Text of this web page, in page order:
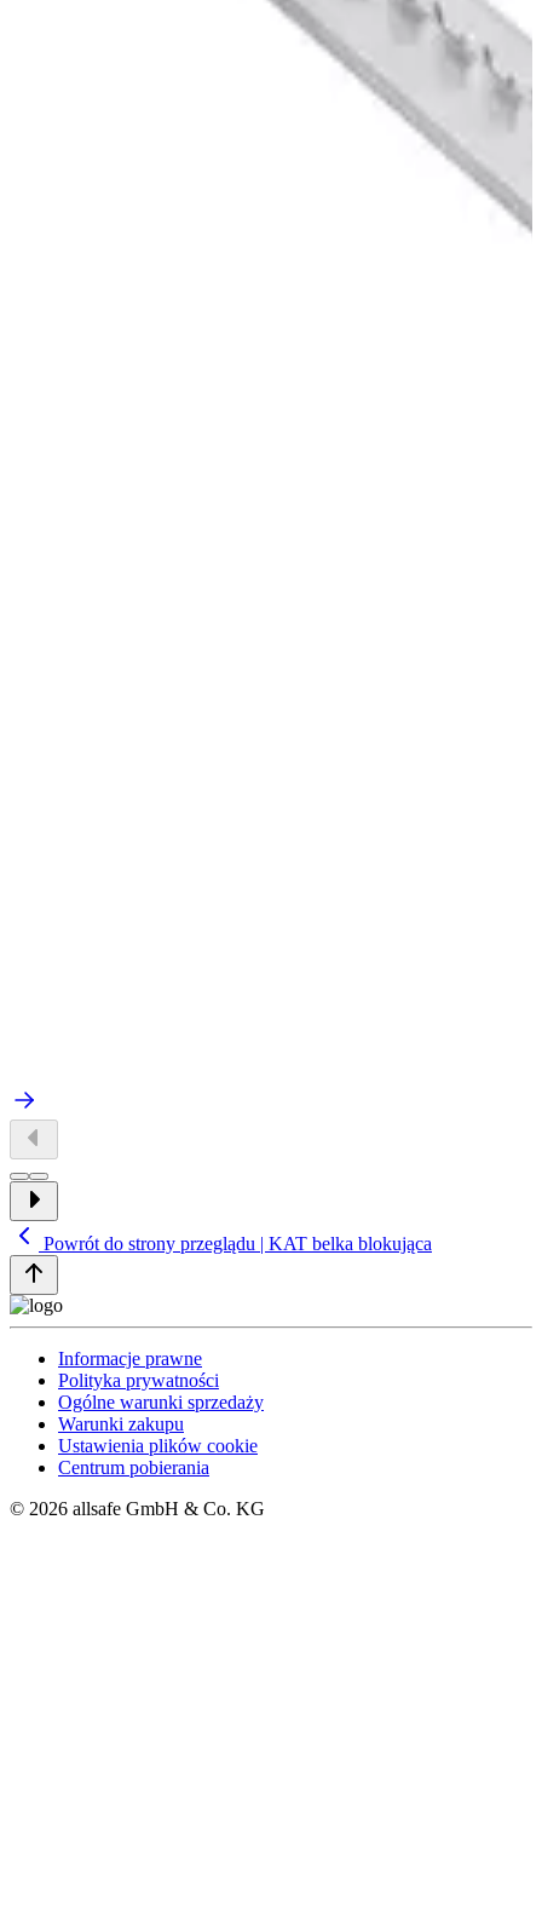
Powrót do strony przeglądu | KAT belka blokująca
Informacje prawne
Polityka prywatności
Ogólne warunki sprzedaży
Warunki zakupu
Ustawienia plików cookie
Centrum pobierania
© 2026 allsafe GmbH & Co. KG